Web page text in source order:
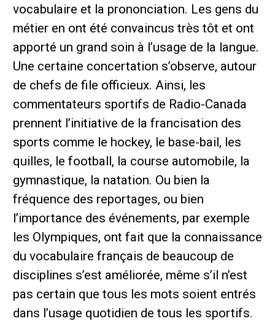
vocabulaire et la prononciation. Les gens du
métier en ont été convaincus très tôt et ont
apporté un grand soin à l’usage de la langue.
Une certaine concertation s’observe, autour
de chefs de file officieux. Ainsi, les
commentateurs sportifs de Radio-Canada
prennent l’initiative de la francisation des
sports comme le hockey, le base-bail, les
quilles, le football, la course automobile, la
gymnastique, la natation. Ou bien la
fréquence des reportages, ou bien
l’importance des événements, par exemple
les Olympiques, ont fait que la connaissance
du vocabulaire français de beaucoup de
disciplines s’est améliorée, même s’il n’est
pas certain que tous les mots soient entrés
dans l’usage quotidien de tous les sportifs.